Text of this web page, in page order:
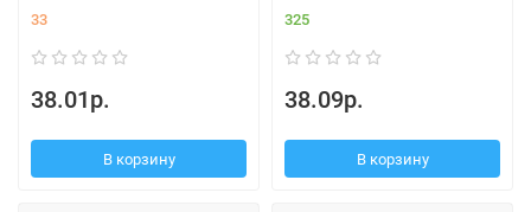
33
38.01р.
В корзину
325
38.09р.
В корзину